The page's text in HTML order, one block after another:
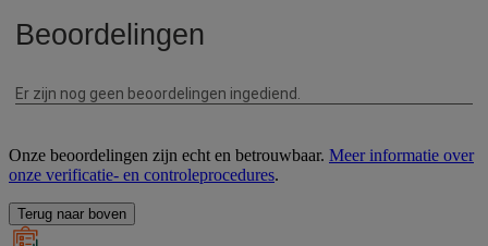
Onze beoordelingen zijn echt en betrouwbaar. Meer informatie over
onze verificatie- en controleprocedures.
Terug naar boven